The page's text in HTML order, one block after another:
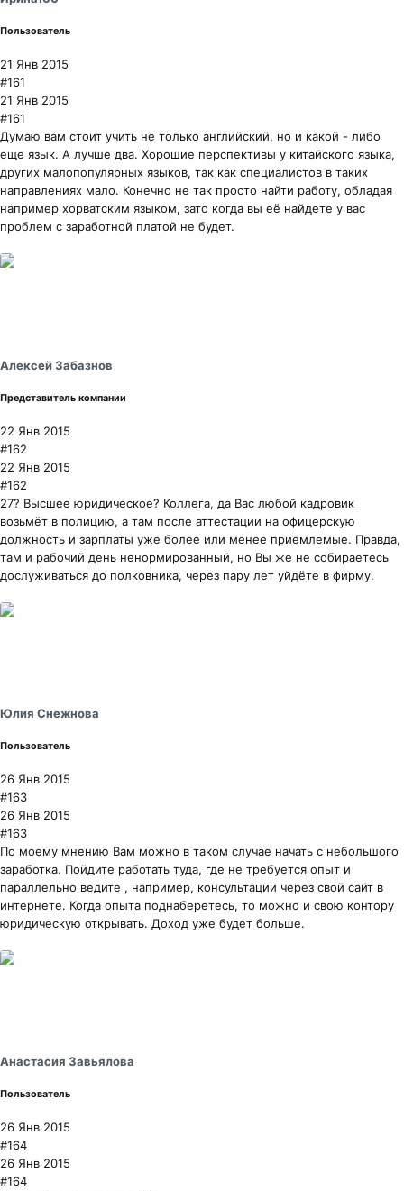
Пользователь
21 Янв 2015
#161
21 Янв 2015
#161
Думаю вам стоит учить не только английский, но и какой - либо
еще язык. А лучше два. Хорошие перспективы у китайского языка,
других малопопулярных языков, так как специалистов в таких
направлениях мало. Конечно не так просто найти работу, обладая
например хорватским языком, зато когда вы её найдете у вас
проблем с заработной платой не будет.
Алексей Забазнов
Представитель компании
22 Янв 2015
#162
22 Янв 2015
#162
27? Высшее юридическое? Коллега, да Вас любой кадровик
возьмёт в полицию, а там после аттестации на офицерскую
должность и зарплаты уже более или менее приемлемые. Правда,
там и рабочий день ненормированный, но Вы же не собираетесь
дослуживаться до полковника, через пару лет уйдёте в фирму.
Юлия Снежнова
Пользователь
26 Янв 2015
#163
26 Янв 2015
#163
По моему мнению Вам можно в таком случае начать с небольшого
заработка. Пойдите работать туда, где не требуется опыт и
параллельно ведите , например, консультации через свой сайт в
интернете. Когда опыта поднаберетесь, то можно и свою контору
юридическую открывать. Доход уже будет больше.
Анастасия Завьялова
Пользователь
26 Янв 2015
#164
26 Янв 2015
#164